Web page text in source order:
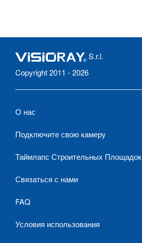
S.r.l.
Copyright 2011 - 2026
О нас
Подключите свою камеру
Таймлапс Строительных Площадок
Связаться с нами
FAQ
Условия использования